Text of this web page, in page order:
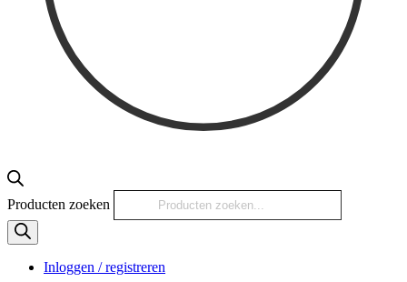
Producten zoeken
Inloggen / registreren